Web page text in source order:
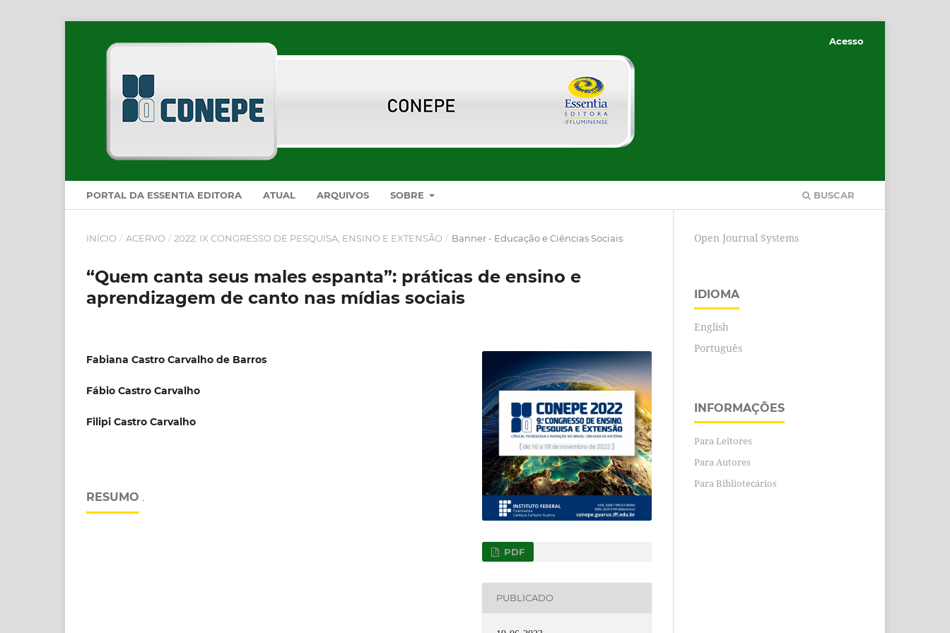
PORTAL DA ESSENTIA EDITORA ATUAL ARQUIVOS SOBRE BUSCAR
Acesso
INÍCIO / ACERVO / 2022: IX CONGRESSO DE PESQUISA, ENSINO E EXTENSÃO / Banner - Educação e Ciências Sociais
“Quem canta seus males espanta”: práticas de ensino e
aprendizagem de canto nas mídias sociais
Fabiana Castro Carvalho de Barros
Fábio Castro Carvalho
Filipi Castro Carvalho
RESUMO
PDF
PUBLICADO
Open Journal Systems
IDIOMA
English
Português
INFORMAÇÕES
Para Leitores
Para Autores
Para Bibliotecários